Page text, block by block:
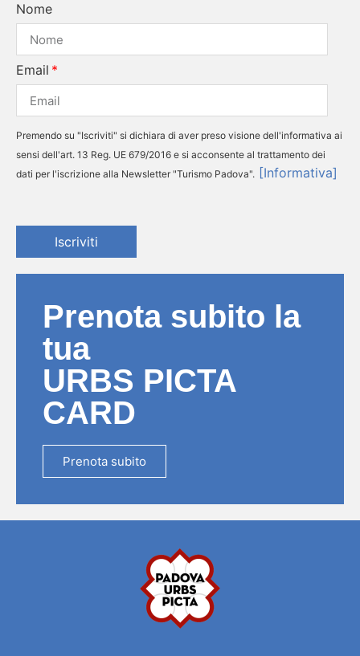
Nome
Email
Premendo su "Iscriviti" si dichiara di aver preso visione dell'informativa ai
sensi dell'art. 13 Reg. UE 679/2016 e si acconsente al trattamento dei
dati per l'iscrizione alla Newsletter "Turismo Padova". [Informativa]
Iscriviti
Prenota subito la
tua
URBS PICTA
CARD
Prenota subito